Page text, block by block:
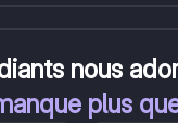
nous
plus